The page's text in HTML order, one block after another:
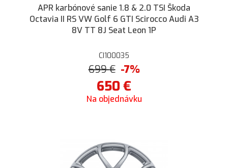
APR karbónové sanie 1.8 & 2.0 TSI Škoda
Octavia II RS VW Golf 6 GTI Scirocco Audi A3
8V TT 8J Seat Leon 1P
CI100035
699€ -7%
650 €
Na objednávku